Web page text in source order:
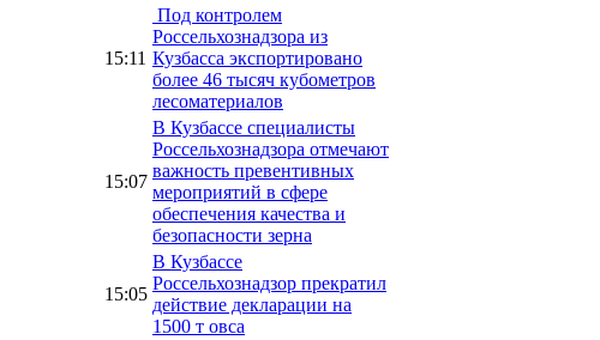
15:11
Под контролем
Россельхознадзора из
Кузбасса экспортировано
более 46 тысяч кубометров
лесоматериалов
15:07
В Кузбассе специалисты
Россельхознадзора отмечают
важность превентивных
мероприятий в сфере
обеспечения качества и
безопасности зерна
15:05
В Кузбассе
Россельхознадзор прекратил
действие декларации на
1500 т овса